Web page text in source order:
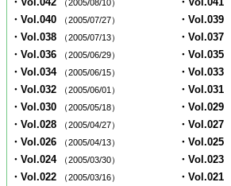
（2005/08/10）
・Vol.040 （2005/07/27） ・Vol.039
・Vol.038 （2005/07/13） ・Vol.037
・Vol.036 （2005/06/29） ・Vol.035
・Vol.034 （2005/06/15） ・Vol.033
・Vol.032 （2005/06/01） ・Vol.031
・Vol.030 （2005/05/18） ・Vol.029
・Vol.028 （2005/04/27） ・Vol.027
・Vol.026 （2005/04/13） ・Vol.025
・Vol.024 （2005/03/30） ・Vol.023
・Vol.022 （2005/03/16） ・Vol.021